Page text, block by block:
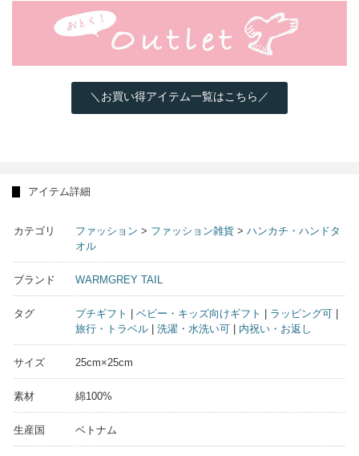
＼お買い得アイテム一覧はこちら／
アイテム詳細
カテゴリ ファッション > ファッション雑貨 > ハンカチ・ハンドタ
オル
ブランド WARMGREY TAIL
タグ プチギフト ベビー・キッズ向けギフト ラッピング可
旅行・トラベル
洗濯・水洗い可 内祝い・お返し
サイズ 25cm×25cm
素材 綿100%
生産国 ベトナム